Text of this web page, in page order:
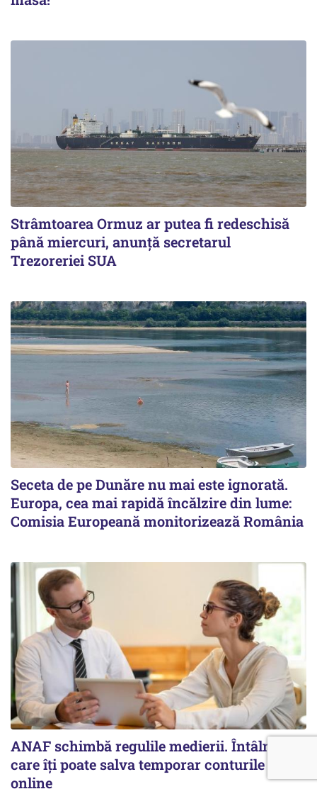
Strâmtoarea Ormuz ar putea fi redeschisă
până miercuri, anunță secretarul
Trezoreriei SUA
Seceta de pe Dunăre nu mai este ignorată.
Europa, cea mai rapidă încălzire din lume:
Comisia Europeană monitorizează România
ANAF schimbă regulile medierii. Întâlnirea
care îți poate salva temporar conturile va fi
online